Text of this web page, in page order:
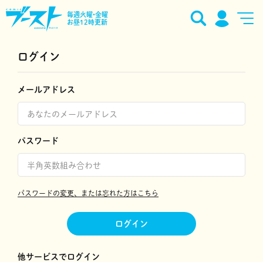
毎週火曜•金曜
お昼12時更新
ログイン
メールアドレス
パスワード
パスワードの変更、または忘れた方はこちら
ログイン
他サービスでログイン